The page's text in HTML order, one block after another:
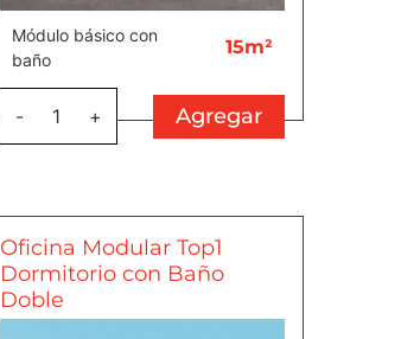
Módulo básico con
baño
15m²
- 1 + Agregar
Oficina Modular Top1
Dormitorio con Baño
Doble